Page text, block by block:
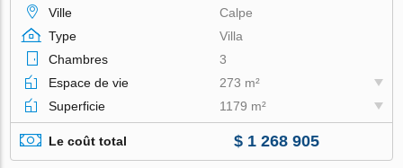
Ville
Calpe
Type
Villa
Chambres
3
Espace de vie
273 m²
Superficie
1179 m²
Le coût total $ 1 268 905